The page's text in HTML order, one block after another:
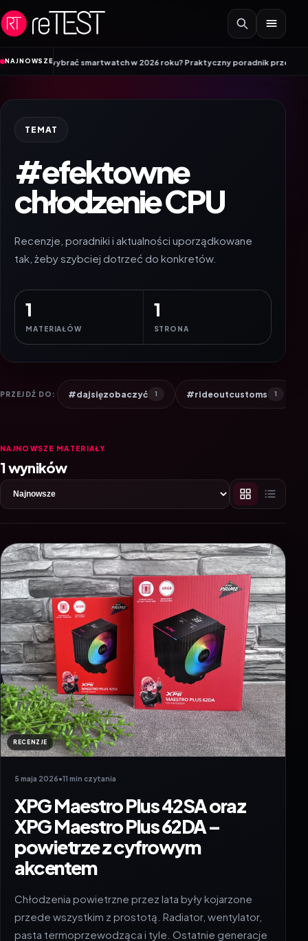
Przejdź do treści
NAJNOWSZE
wybrać smartwatch w 2026 roku? Praktyczny poradnik przed zakupem
TEMAT
#efektowne
chłodzenie CPU
Recenzje, poradniki i aktualności uporządkowane
tak, żeby szybciej dotrzeć do konkretów.
1
MATERIAŁÓW
1
STRONA
PRZEJDŹ DO: #dajsięzobaczyć 1 #rideoutcustoms 1
NAJNOWSZE MATERIAŁY
1 wyników
RECENZJE
5 maja 2026•11 min czytania
XPG Maestro Plus 42SA oraz
XPG Maestro Plus 62DA –
powietrze z cyfrowym
akcentem
Chłodzenia powietrzne przez lata były kojarzone
przede wszystkim z prostotą. Radiator, wentylator,
pasta termoprzewodząca i tyle. Ostatnie generacje